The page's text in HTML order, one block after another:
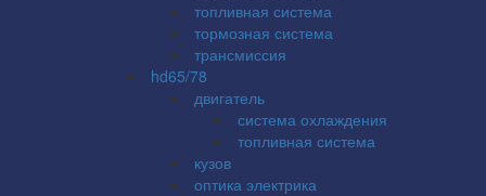
топливная система
тормозная система
трансмиссия
hd65/78
двигатель
система охлаждения
топливная система
кузов
оптика электрика